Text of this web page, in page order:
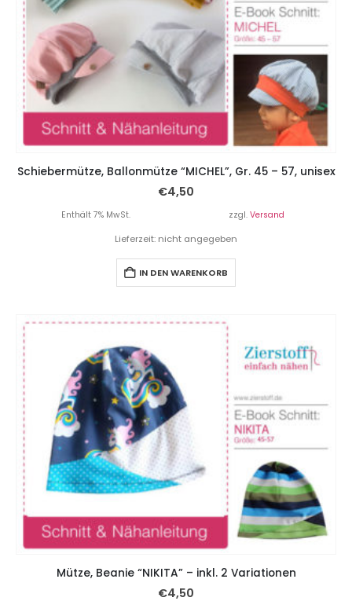
Schiebermütze, Ballonmütze “MICHEL”, Gr. 45 – 57, unisex
€4,50
Enthält 7% MwSt. zzgl. Versand
Lieferzeit: nicht angegeben
IN DEN WARENKORB
Mütze, Beanie “NIKITA” – inkl. 2 Variationen
€4,50